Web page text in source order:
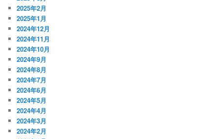
2025年2月
2025年1月
2024年12月
2024年11月
2024年10月
2024年9月
2024年8月
2024年7月
2024年6月
2024年5月
2024年4月
2024年3月
2024年2月